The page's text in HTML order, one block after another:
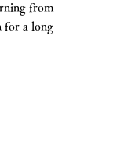
from
for a long